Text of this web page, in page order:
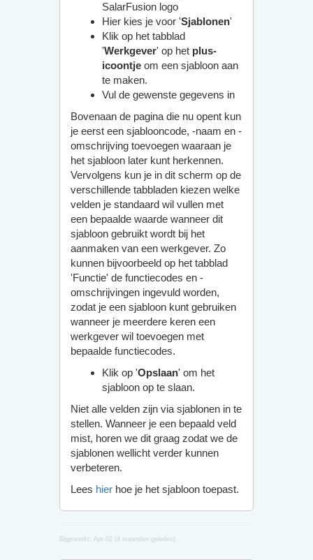
SalarFusion logo
Hier kies je voor 'Sjablonen'
Klik op het tabblad
'Werkgever' op het plus-
icoontjeom een sjabloon aan
te maken.
Vul de gewenste gegevens in
Bovenaan de pagina die nu opent kun
je eerst een sjablooncode, -naam en -
omschrijving toevoegen waaraan je
het sjabloon later kunt herkennen.
Vervolgens kun je in dit scherm op de
verschillende tabbladen kiezen welke
velden je standaard wil vullen met
een bepaalde waarde wanneer dit
sjabloon gebruikt wordt bij het
aanmaken van een werkgever. Zo
kunnen bijvoorbeeld op het tabblad
'Functie' de functiecodes en -
omschrijvingen ingevuld worden,
zodat je een sjabloon kunt gebruiken
wanneer je meerdere keren een
werkgever wil toevoegen met
bepaalde functiecodes.
Klik op 'Opslaan' om het
sjabloon op te slaan.
Niet alle velden zijn via sjablonen in te
stellen. Wanneer je een bepaald veld
mist, horen we dit graag zodat we de
sjablonen wellicht verder kunnen
verbeteren.
Lees hierhoe je het sjabloon toepast.
Bijgewerkt: Apr 02 (4 maanden geleden)